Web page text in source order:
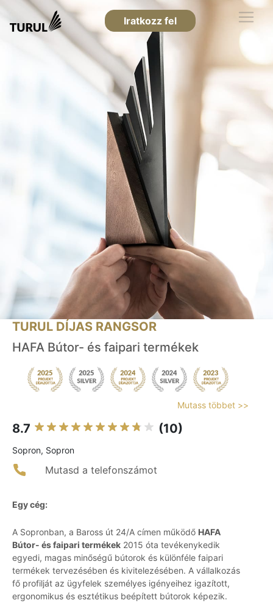
Iratkozz fel
TURUL DÍJAS RANGSOR
HAFA Bútor- és faipari termékek
Mutass többet >>
8.7 (10)
Sopron, Sopron
Mutasd a telefonszámot
Egy cég:
A Sopronban, a Baross út 24/A címen működő HAFA
Bútor- és faipari termékek 2015 óta tevékenykedik
egyedi, magas minőségű bútorok és különféle faipari
termékek tervezésében és kivitelezésében. A vállalkozás
fő profilját az ügyfelek személyes igényeihez igazított,
ergonomikus és esztétikus beépített bútorok képezik.